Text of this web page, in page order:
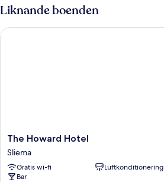
Liknande boenden
The
Howard
Hotel
Sliema
The Howard Hotel
Sliema
Gratis wi-fi
Luftkonditionering
Bar
The Howard Hotel